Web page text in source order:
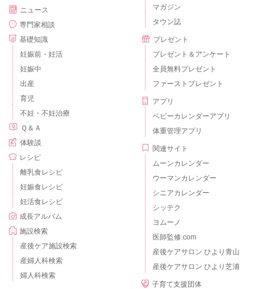
ニュース
専門家相談
基礎知識
妊娠前・妊活
妊娠中
出産
育児
不妊・不妊治療
Ｑ＆Ａ
体験談
レシピ
離乳食レシピ
妊娠食レシピ
妊活食レシピ
成長アルバム
施設検索
産後ケア施設検索
産婦人科検索
婦人科検索
マガジン
タウン誌
プレゼント
プレゼント＆アンケート
全員無料プレゼント
ファーストプレゼント
アプリ
ベビーカレンダーアプリ
体重管理アプリ
関連サイト
ムーンカレンダー
ウーマンカレンダー
シニアカレンダー
シッテク
ヨムーノ
医師監修.com
産後ケアサロン ひより青山
産後ケアサロン ひより芝浦
子育て支援団体